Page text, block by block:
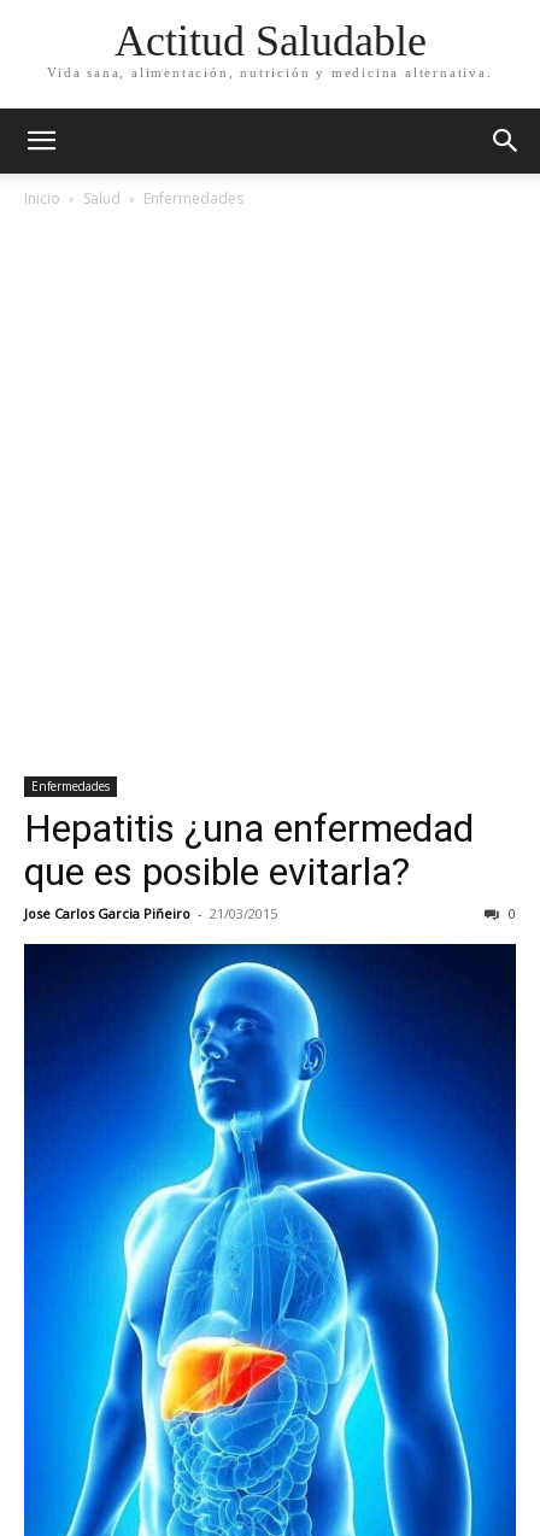
Actitud Saludable
Vida sana, alimentación, nutrición y medicina alternativa.
Inicio Salud Enfermedades
Enfermedades
Hepatitis ¿una enfermedad
que es posible evitarla?
Jose Carlos Garcia Piñeiro - 21/03/2015 0